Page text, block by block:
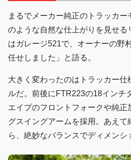
まるでメーカー純正のトラッカ
のような自然な仕上がりを見せる
はガレージ521で、オーナーの野
任せしました」と語る。
大きく変わったのはトラッカー仕
ルだ。前後にFTR223の18インチ
エイプのフロントフォークや純正
グスイングアームを採用。あえ
ら、絶妙なバランスでディメンシ